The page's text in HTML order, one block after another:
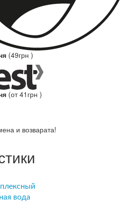
(49грн )
(от 41грн )
и возварата!
вода